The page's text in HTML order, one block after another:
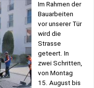
Im Rahmen der
Bauarbeiten
vor unserer Tür
wird die
Strasse
geteert. In
zwei Schritten,
von Montag
15. August bis